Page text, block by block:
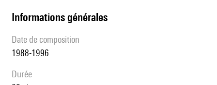
informations générales
date de composition
1988-1996
durée